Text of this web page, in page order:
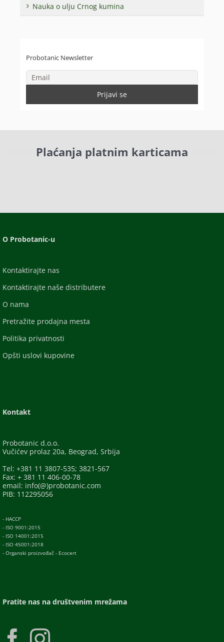
Nauka o ulju Crnog kumina
Probotanic Newsletter
Plaćanja platnim karticama
O Probotanic-u
Kontaktirajte nas
Kontaktirajte naše distributere
O nama
Pretražite prodajna mesta
Politika privatnosti
Opšti uslovi kupovine
Kontakt
Probotanic d.o.o.
Vučićev prolaz 20a, Beograd, Srbija
Tel: +381 11 3807-535; 3821-567
Fax: + 381 11 406-00-78
email: info(@)probotanic.com
PIB: 112295056
- HACCP
- ISO 9001:2015
- ISO 14001:2015
- ISO 45001:2018
- Organski proizvođač - Ecocert
Pratite nas na društvenim mrežama